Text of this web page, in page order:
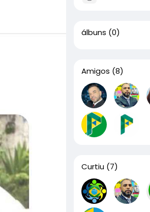
álbuns (0)
Amigos (8)
Curtiu (7)